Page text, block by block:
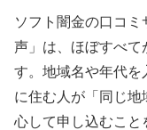
ソフト闇金の口コ
声」は、ほぼすべて
す。地域名や年代を
に住む人が「同じ
心して申し込むこと